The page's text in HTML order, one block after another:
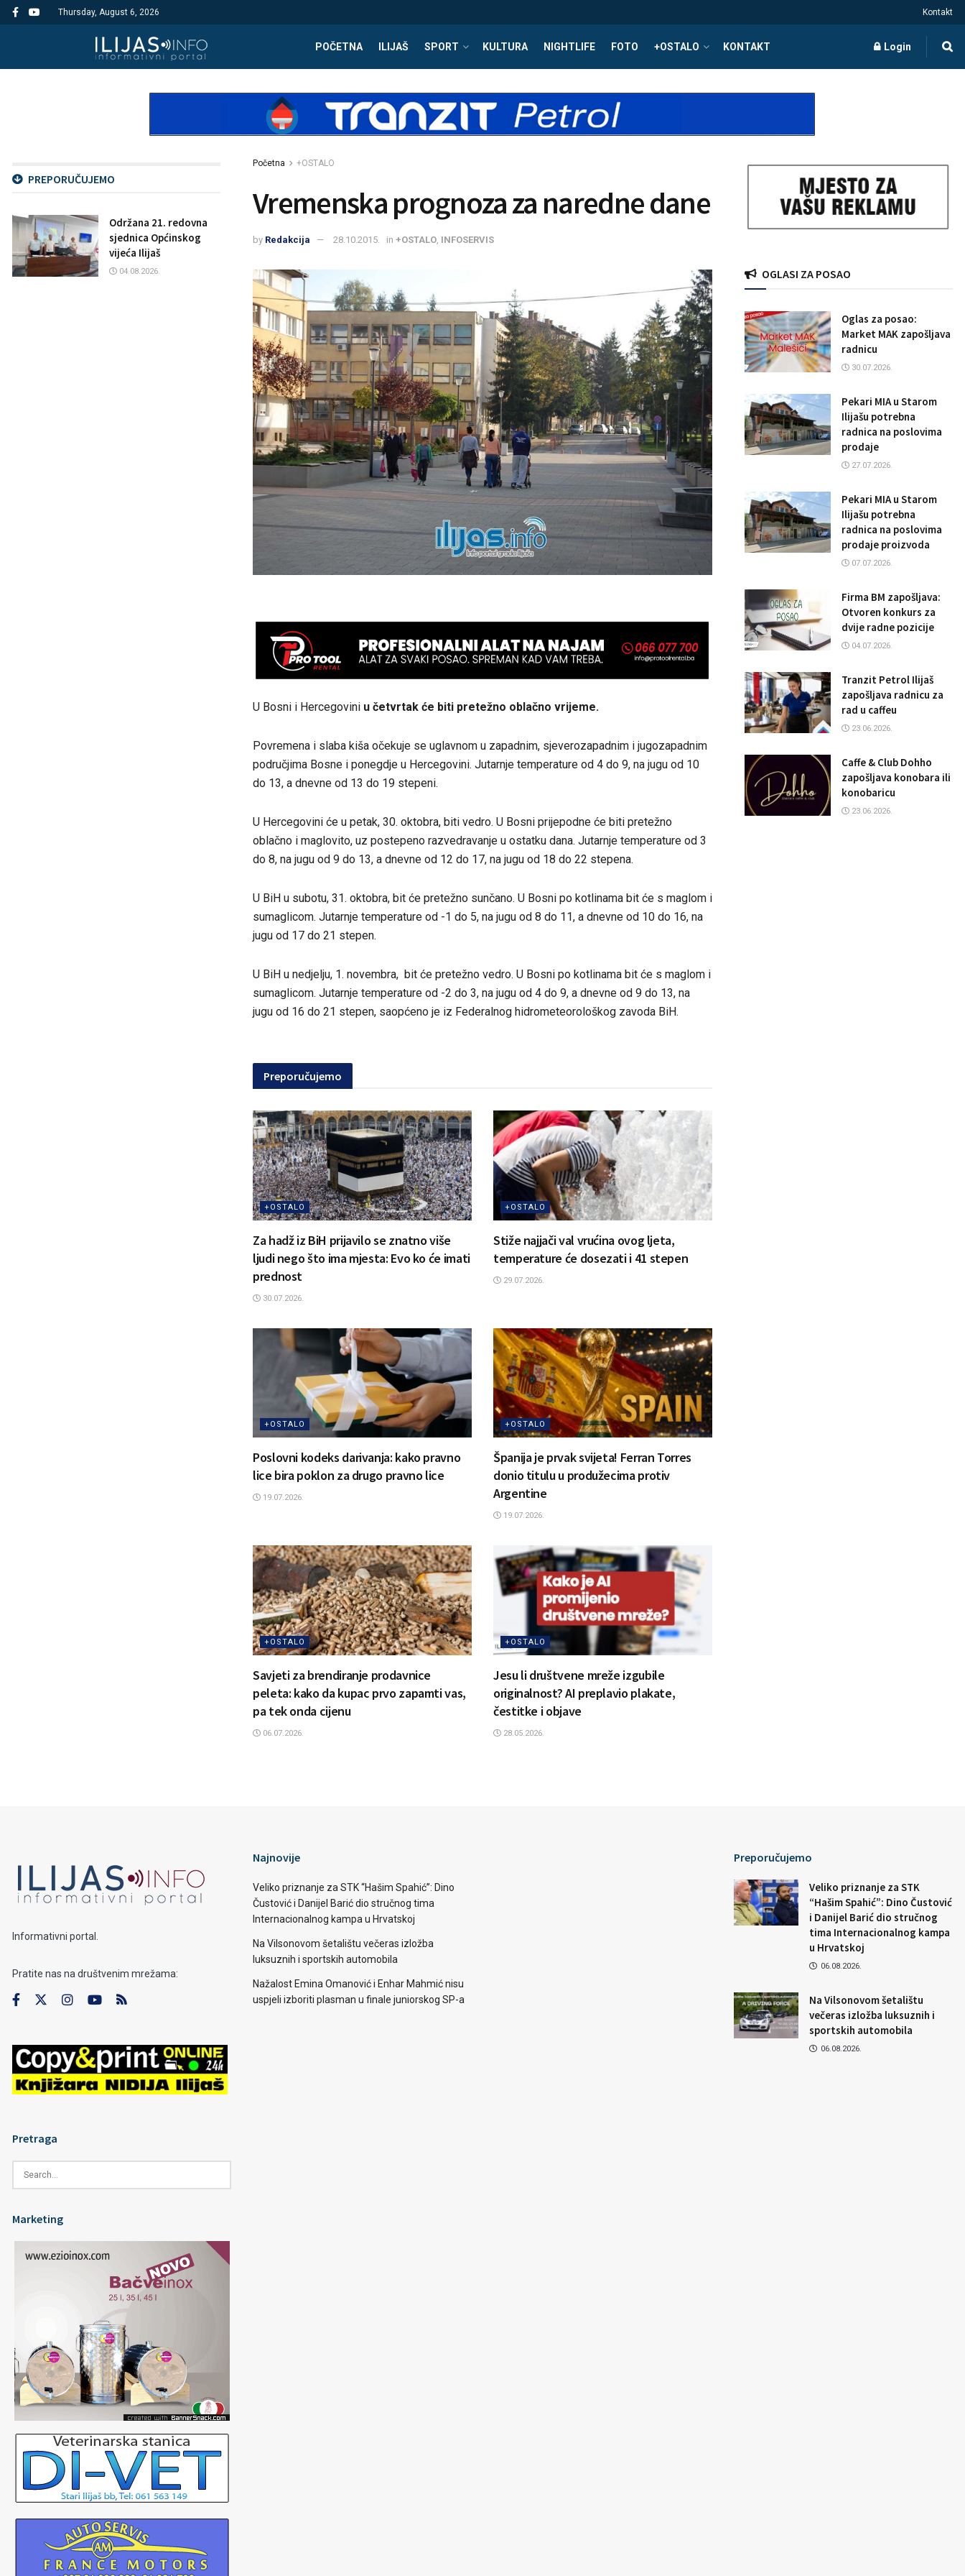
Thursday, August 6, 2026 Kontakt
POČETNA ILIJAŠ SPORT KULTURA NIGHTLIFE FOTO +OSTALO KONTAKT Login
Početna +OSTALO
Vremenska prognoza za naredne dane
by Redakcija 28.10.2015. in +OSTALO INFOSERVIS
U Bosni i Hercegovini u četvrtak će biti pretežno oblačno vrijeme.
Povremena i slaba kiša očekuje se uglavnom u zapadnim, sjeverozapadnim i jugozapadnim
područjima Bosne i ponegdje u Hercegovini. Jutarnje temperature od 4 do 9, na jugu od 10
do 13, a dnevne od 13 do 19 stepeni.
U Hercegovini će u petak, 30. oktobra, biti vedro. U Bosni prijepodne će biti pretežno
oblačno i maglovito, uz postepeno razvedravanje u ostatku dana. Jutarnje temperature od 3
do 8, na jugu od 9 do 13, a dnevne od 12 do 17, na jugu od 18 do 22 stepena.
U BiH u subotu, 31. oktobra, bit će pretežno sunčano. U Bosni po kotlinama bit će s maglom i
sumaglicom. Jutarnje temperature od -1 do 5, na jugu od 8 do 11, a dnevne od 10 do 16, na
jugu od 17 do 21 stepen.
U BiH u nedjelju, 1. novembra, bit će pretežno vedro. U Bosni po kotlinama bit će s maglom i
sumaglicom. Jutarnje temperature od -2 do 3, na jugu od 4 do 9, a dnevne od 9 do 13, na
jugu od 16 do 21 stepen, saopćeno je iz Federalnog hidrometeorološkog zavoda BiH.
Preporučujemo
+OSTALO
Za hadž iz BiH prijavilo se znatno više
ljudi nego što ima mjesta: Evo ko će imati
prednost
30.07.2026.
+OSTALO
Stiže najjači val vrućina ovog ljeta,
temperature će dosezati i 41 stepen
29.07.2026.
+OSTALO
Poslovni kodeks darivanja: kako pravno
lice bira poklon za drugo pravno lice
19.07.2026.
+OSTALO
Španija je prvak svijeta! Ferran Torres
donio titulu u produžecima protiv
Argentine
19.07.2026.
+OSTALO
Savjeti za brendiranje prodavnice
peleta: kako da kupac prvo zapamti vas,
pa tek onda cijenu
06.07.2026.
+OSTALO
Jesu li društvene mreže izgubile
originalnost? AI preplavio plakate,
čestitke i objave
28.05.2026.
PREPORUČUJEMO
Održana 21. redovna
sjednica Općinskog
vijeća Ilijaš
04.08.2026. OGLASI ZA POSAO
Oglas za posao:
Market MAK zapošljava
radnicu
30.07.2026.
Pekari MIA u Starom
Ilijašu potrebna
radnica na poslovima
prodaje
27.07.2026.
Pekari MIA u Starom
Ilijašu potrebna
radnica na poslovima
prodaje proizvoda
07.07.2026.
Firma BM zapošljava:
Otvoren konkurs za
dvije radne pozicije
04.07.2026.
Tranzit Petrol Ilijaš
zapošljava radnicu za
rad u caffeu
23.06.2026.
Caffe & Club Dohho
zapošljava konobara ili
konobaricu
23.06.2026.
Informativni portal.
Pratite nas na društvenim mrežama:
Pretraga
Marketing
Najnovije
Veliko priznanje za STK “Hašim Spahić”: Dino
Čustović i Danijel Barić dio stručnog tima
Internacionalnog kampa u Hrvatskoj
Na Vilsonovom šetalištu večeras izložba
luksuznih i sportskih automobila
Nažalost Emina Omanović i Enhar Mahmić nisu
uspjeli izboriti plasman u finale juniorskog SP-a
Preporučujemo
Veliko priznanje za STK
“Hašim Spahić”: Dino Čustović
i Danijel Barić dio stručnog
tima Internacionalnog kampa
u Hrvatskoj
06.08.2026.
Na Vilsonovom šetalištu
večeras izložba luksuznih i
sportskih automobila
06.08.2026.